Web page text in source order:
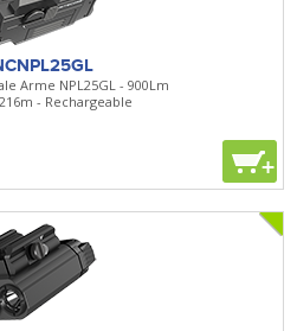
Arme NPL25GL - 900Lm
- Rechargeable
+